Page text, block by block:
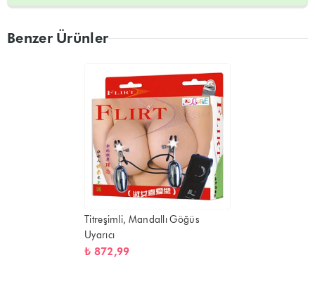
Benzer Ürünler
Titreşimli, Mandallı Göğüs
Uyarıcı
₺ 872,99